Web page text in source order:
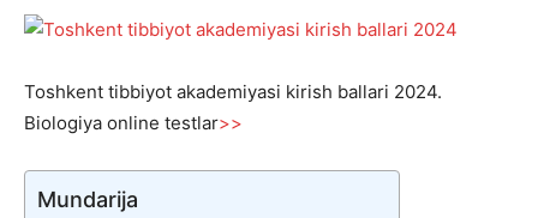
Toshkent tibbiyot akademiyasi kirish ballari 2024.
Biologiya online testlar>>
Mundarija